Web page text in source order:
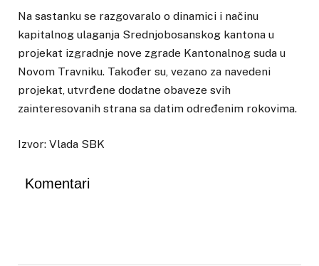
Na sastanku se razgovaralo o dinamici i načinu
kapitalnog ulaganja Srednjobosanskog kantona u
projekat izgradnje nove zgrade Kantonalnog suda u
Novom Travniku. Također su, vezano za navedeni
projekat, utvrđene dodatne obaveze svih
zainteresovanih strana sa datim određenim rokovima.
Izvor: Vlada SBK
Komentari